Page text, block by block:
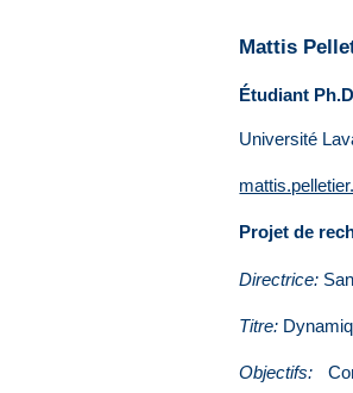
Mattis
Étudiant
Université
Projet de
Directrice:
Titre:
Objectifs: